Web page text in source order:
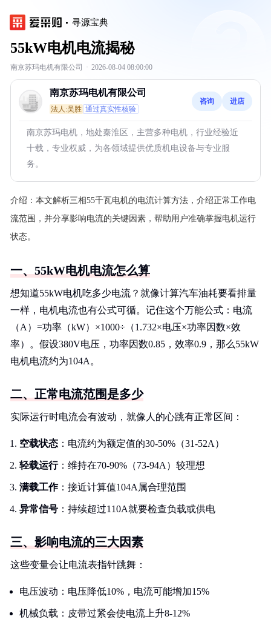
寻源宝典
55kW电机电流揭秘
南京苏玛电机有限公司 · 2026-08-04 08:00:00
南京苏玛电机有限公司
法人:吴胜 通过真实性核验
咨询 进店
南京苏玛电机，地处秦淮区，主营多种电机，行业经验近
十载，专业权威，为各领域提供优质机电设备与专业服
务。
介绍： 本文解析三相55千瓦电机的电流计算方法，介绍正常工作电
流范围，并分享影响电流的关键因素，帮助用户准确掌握电机运行
状态。
一、55kW电机电流怎么算
想知道55kW电机吃多少电流？就像计算汽车油耗要看排量
一样，电机电流也有公式可循。记住这个万能公式：电流
（A）=功率（kW）×1000÷（1.732×电压×功率因数×效
率）。假设380V电压，功率因数0.85，效率0.9，那么55kW
电机电流约为104A。
二、正常电流范围是多少
实际运行时电流会有波动，就像人的心跳有正常区间：
空载状态 ：电流约为额定值的30-50%（31-52A）
轻载运行：维持在70-90%（73-94A）较理想
满载工作：接近计算值104A属合理范围
异常信号 ：持续超过110A就要检查负载或供电
三、影响电流的三大因素
这些变量会让电流表指针跳舞：
电压波动：电压降低10%，电流可能增加15%
机械负载：皮带过紧会使电流上升8-12%